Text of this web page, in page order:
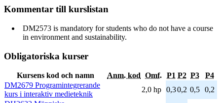
Kommentar till kurslistan
DM2573 is mandatory for students who do not have a course
in environment and sustainability.
Obligatoriska kurser
Kursens kod och namn Anm. kod Omf. P1 P2 P3
P4
DM2679 Programintegrerande
kurs i interaktiv medieteknik
2,0 hp 0,30,2 0,5 0,2